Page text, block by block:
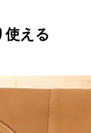
使える